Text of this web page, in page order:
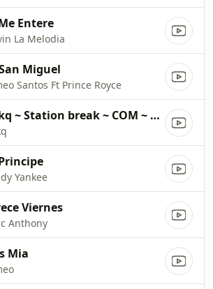
Entere
La Melodia
Miguel
Santos Ft Prince Royce
Wskq ~ Station break ~ COM ~ 29900
Yankee
Viernes
Anthony
Mia